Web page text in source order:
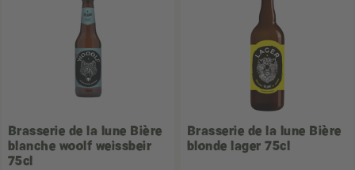
Brasserie de la lune Bière
blanche woolf weissbeir
75cl
Brasserie de la lune Bière
blonde lager 75cl